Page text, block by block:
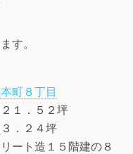
す。
町８丁目
．５２坪
．２４坪
造１５階建の８